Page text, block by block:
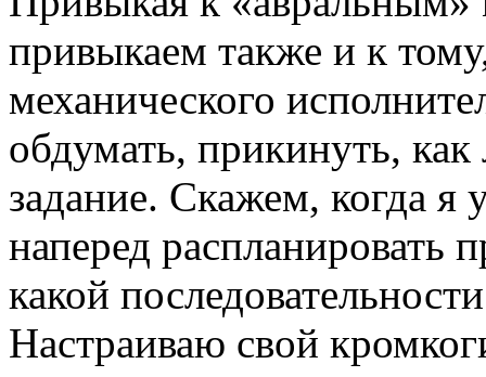
привыкаем также и к
механического
обдумать, прикинуть,
задание. Скажем, когда я
наперед распланировать
какой
Настраиваю свой